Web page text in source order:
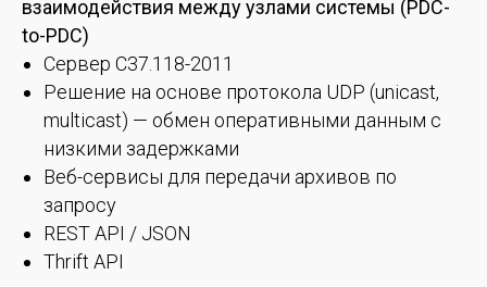
взаимодействия между узлами системы (PDC-
to-PDC)
Сервер C37.118-2011
Решение на основе протокола UDP (unicast,
multicast) — обмен оперативными данным с
низкими задержками
Веб-сервисы для передачи архивов по
запросу
REST API / JSON
Thrift API